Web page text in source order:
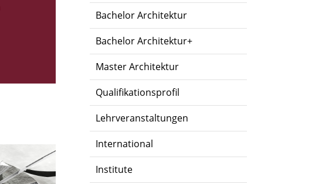
Bachelor Architektur
Bachelor Architektur+
Master Architektur
Qualifikationsprofil
Lehrveranstaltungen
International
Institute